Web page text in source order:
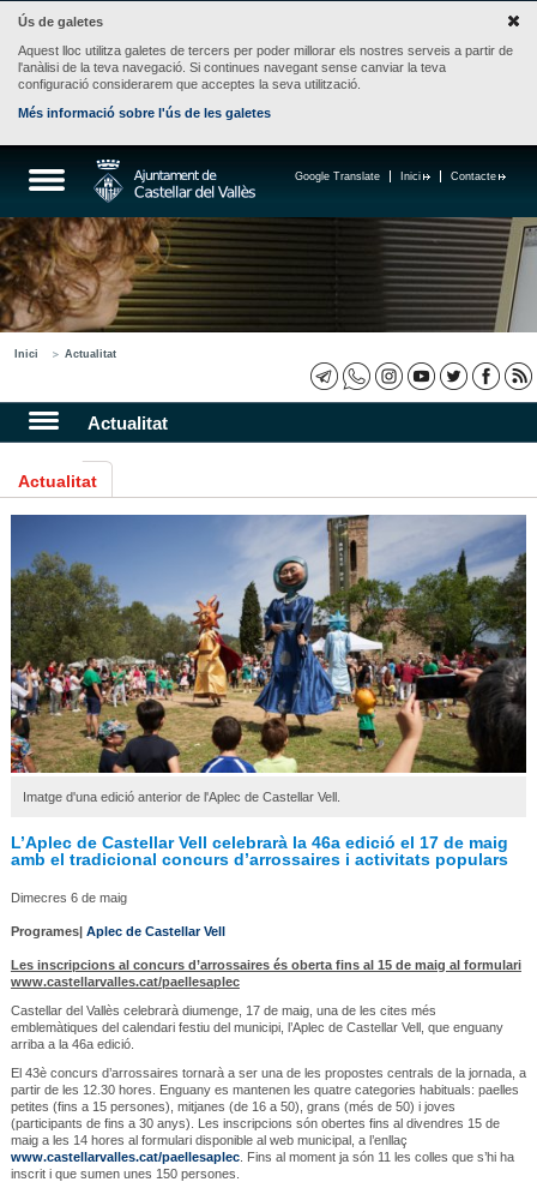
Ús de galetes
Aquest lloc utilitza galetes de tercers per poder millorar els nostres serveis a partir de
l'anàlisi de la teva navegació. Si continues navegant sense canviar la teva
configuració considerarem que acceptes la seva utilització.
Més informació sobre l'ús de les galetes
Contacte
Inici
Google Translate
Inici Actualitat
Actualitat
Actualitat
Imatge d'una edició anterior de l'Aplec de Castellar Vell.
L’Aplec de Castellar Vell celebrarà la 46a edició el 17 de maig
amb el tradicional concurs d’arrossaires i activitats populars
Dimecres 6 de maig
Programes| Aplec de Castellar Vell
Les inscripcions al concurs d’arrossaires és oberta fins al 15 de maig al formulari
www.castellarvalles.cat/paellesaplec
Castellar del Vallès celebrarà diumenge, 17 de maig, una de les cites més
emblemàtiques del calendari festiu del municipi, l’Aplec de Castellar Vell, que enguany
arriba a la 46a edició.
El 43è concurs d’arrossaires tornarà a ser una de les propostes centrals de la jornada, a
partir de les 12.30 hores. Enguany es mantenen les quatre categories habituals: paelles
petites (fins a 15 persones), mitjanes (de 16 a 50), grans (més de 50) i joves
(participants de fins a 30 anys). Les inscripcions són obertes fins al divendres 15 de
maig a les 14 hores al formulari disponible al web municipal, a l’enllaç
www.castellarvalles.cat/paellesaplec. Fins al moment ja són 11 les colles que s’hi ha
inscrit i que sumen unes 150 persones.